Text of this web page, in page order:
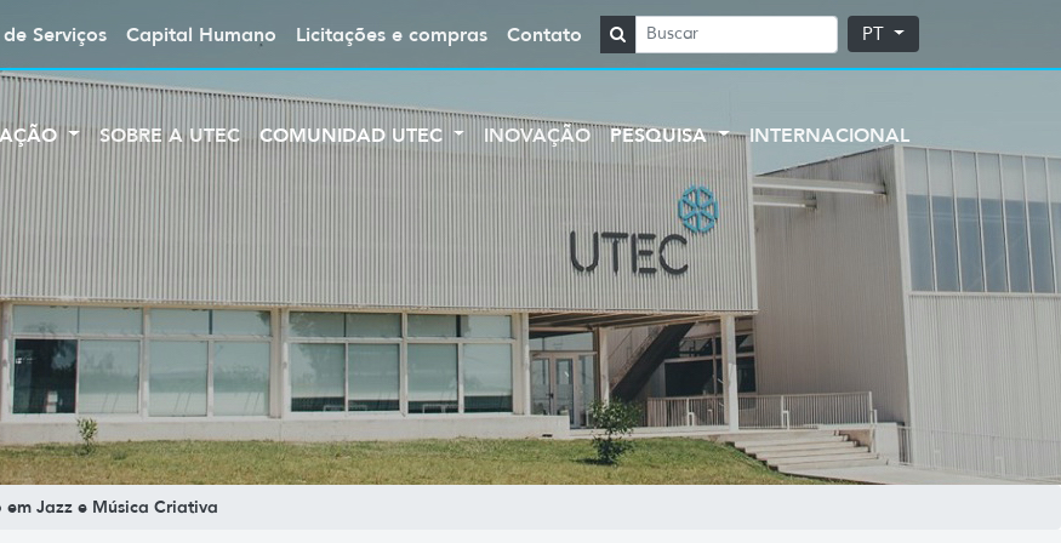
Serviços Capital Humano Licitações e compras Contato PT
SOBRE A UTEC COMUNIDAD UTEC INOVAÇÃO PESQUISA INTERNACIONAL
em Jazz e Música Criativa